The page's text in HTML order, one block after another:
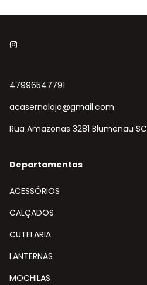
47996547791
acasernaloja@gmail.com
Rua Amazonas 3281 Blumenau SC
Departamentos
ACESSÓRIOS
CALÇADOS
CUTELARIA
LANTERNAS
MOCHILAS